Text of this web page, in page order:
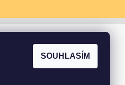
SOUHLASÍM